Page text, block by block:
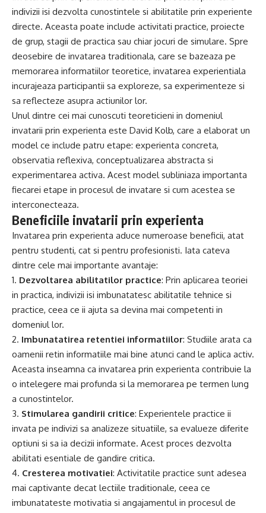
indivizii isi dezvolta cunostintele si abilitatile prin experiente
directe. Aceasta poate include activitati practice, proiecte
de grup, stagii de practica sau chiar jocuri de simulare. Spre
deosebire de invatarea traditionala, care se bazeaza pe
memorarea informatiilor teoretice, invatarea experientiala
incurajeaza participantii sa exploreze, sa experimenteze si
sa reflecteze asupra actiunilor lor.
Unul dintre cei mai cunoscuti teoreticieni in domeniul
invatarii prin experienta este David Kolb, care a elaborat un
model ce include patru etape: experienta concreta,
observatia reflexiva, conceptualizarea abstracta si
experimentarea activa. Acest model subliniaza importanta
fiecarei etape in procesul de invatare si cum acestea se
interconecteaza.
Beneficiile invatarii prin experienta
Invatarea prin experienta aduce numeroase beneficii, atat
pentru studenti, cat si pentru profesionisti. Iata cateva
dintre cele mai importante avantaje:
1. Dezvoltarea abilitatilor practice: Prin aplicarea teoriei
in practica, indivizii isi imbunatatesc abilitatile tehnice si
practice, ceea ce ii ajuta sa devina mai competenti in
domeniul lor.
2. Imbunatatirea retentiei informatiilor: Studiile arata ca
oamenii retin informatiile mai bine atunci cand le aplica activ.
Aceasta inseamna ca invatarea prin experienta contribuie la
o intelegere mai profunda si la memorarea pe termen lung
a cunostintelor.
3. Stimularea gandirii critice: Experientele practice ii
invata pe indivizi sa analizeze situatiile, sa evalueze diferite
optiuni si sa ia decizii informate. Acest proces dezvolta
abilitati esentiale de gandire critica.
4. Cresterea motivatiei: Activitatile practice sunt adesea
mai captivante decat lectiile traditionale, ceea ce
imbunatateste motivatia si angajamentul in procesul de